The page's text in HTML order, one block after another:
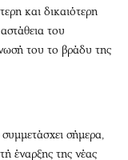
και δικαιότερη
του
του το βράδυ της
σήμερα,
έναρξης της νέας